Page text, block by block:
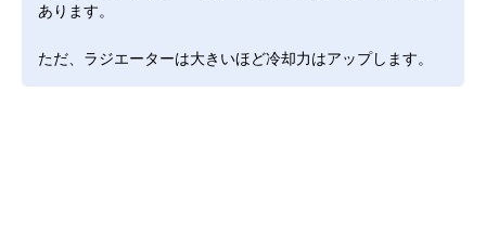
あります。
ただ、ラジエーターは大きいほど冷却力はアップします。